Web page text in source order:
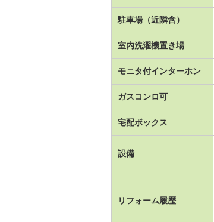
駐車場（近隣含）
室内洗濯機置き場
モニタ付インターホン
ガスコンロ可
宅配ボックス
設備
リフォーム履歴